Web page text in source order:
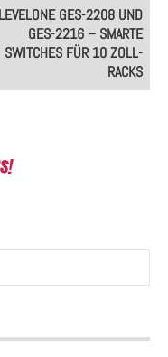
LEVELONE GES-2208 UND
GES-2216 – SMARTE
SWITCHES FÜR 10 ZOLL-
RACKS